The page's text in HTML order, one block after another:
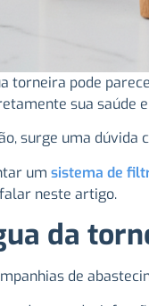
torneira pode
sua saúde
surge uma dúvida
um sistema de
neste artigo.
da
de